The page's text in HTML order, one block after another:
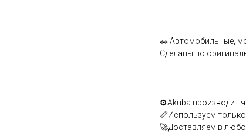
🚗 Aвтомобильныe,
Cдeлaны по
⚙️Аkubа производит
📏Используем
🚀Доставляем в